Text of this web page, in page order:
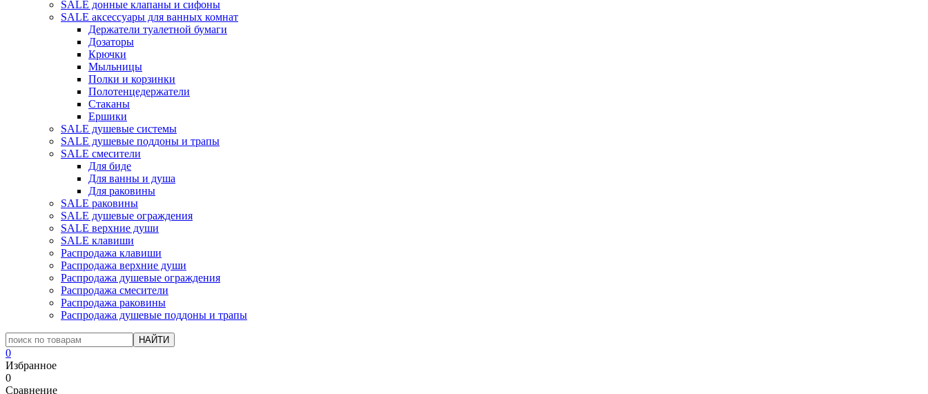
SALE донные клапаны и сифоны
SALE аксессуары для ванных комнат
Держатели туалетной бумаги
Дозаторы
Крючки
Мыльницы
Полки и корзинки
Полотенцедержатели
Стаканы
Ершики
SALE душевые системы
SALE душевые поддоны и трапы
SALE смесители
Для биде
Для ванны и душа
Для раковины
SALE раковины
SALE душевые ограждения
SALE верхние души
SALE клавиши
Распродажа клавиши
Распродажа верхние души
Распродажа душевые ограждения
Распродажа смесители
Распродажа раковины
Распродажа душевые поддоны и трапы
0
Избранное
0
Сравнение